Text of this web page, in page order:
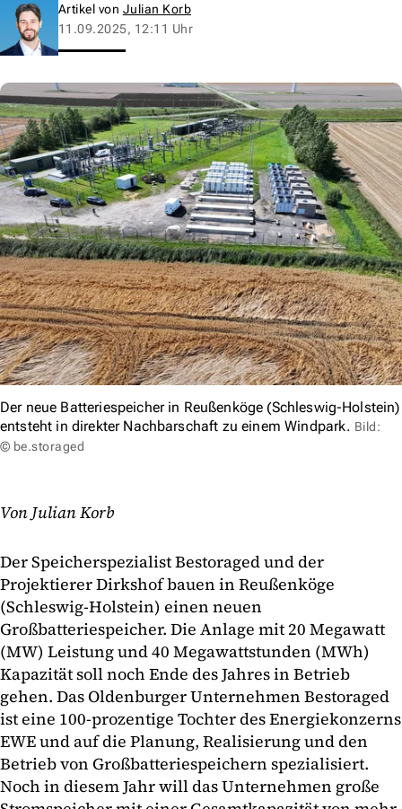
Artikel von Julian Korb
11.09.2025, 12:11 Uhr
Der neue Batteriespeicher in Reußenköge (Schleswig-Holstein)
entsteht in direkter Nachbarschaft zu einem Windpark. Bild:
© be.storaged
Von Julian Korb
Der Speicherspezialist Bestoraged und der
Projektierer Dirkshof bauen in Reußenköge
(Schleswig-Holstein) einen neuen
Großbatteriespeicher. Die Anlage mit 20 Megawatt
(MW) Leistung und 40 Megawattstunden (MWh)
Kapazität soll noch Ende des Jahres in Betrieb
gehen. Das Oldenburger Unternehmen Bestoraged
ist eine 100-prozentige Tochter des Energiekonzerns
EWE und auf die Planung, Realisierung und den
Betrieb von Großbatteriespeichern spezialisiert.
Noch in diesem Jahr will das Unternehmen große